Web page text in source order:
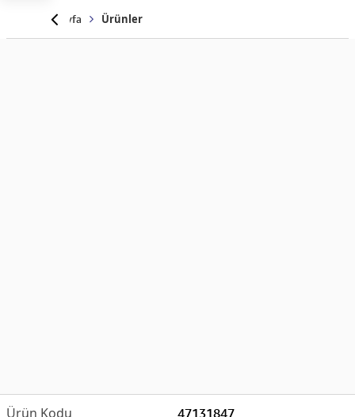
Anasayfa Ürünler
47131847